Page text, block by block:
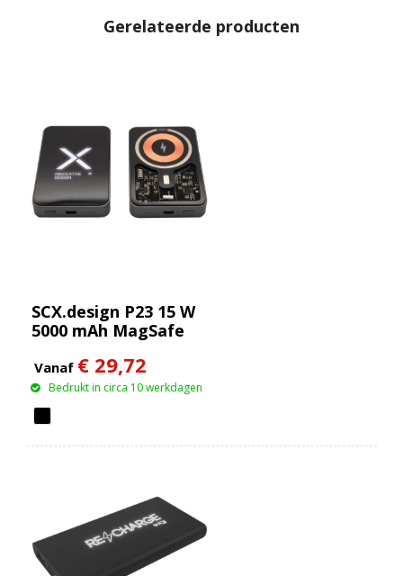
Gerelateerde producten
SCX.design P23 15 W
5000 mAh MagSafe
Vanaf € 29,72
Bedrukt in circa 10 werkdagen